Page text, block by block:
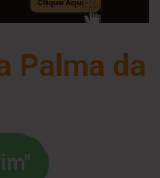
Palma da